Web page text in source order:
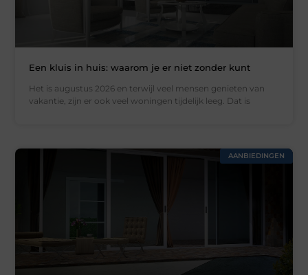
Een kluis in huis: waarom je er niet zonder kunt
Het is augustus 2026 en terwijl veel mensen genieten van
vakantie, zijn er ook veel woningen tijdelijk leeg. Dat is
AANBIEDINGEN